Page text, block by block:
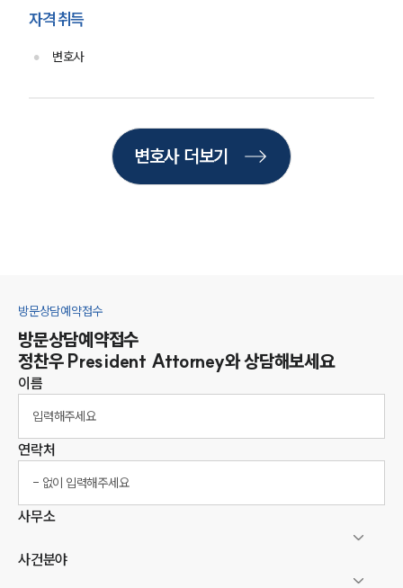
자격 취득
변호사
변호사 더보기
방문상담예약접수
방문상담예약접수
정찬우 President Attorney와 상담해보세요
이름
연락처
사무소
사건분야